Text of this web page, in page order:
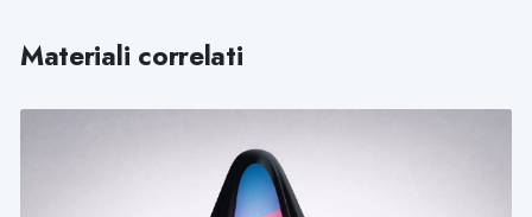
Materiali correlati